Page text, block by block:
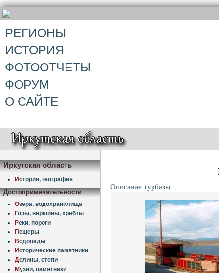
РЕГИОНЫ
ИСТОРИЯ
ФОТООТЧЕТЫ
ФОРУМ
О САЙТЕ
Иркутская область
История, география
Достопримечательности
Озера, водохранилища
Горы, вершины, хребты
Реки, пороги
Пещеры
Водопады
Исторические памятники
Долины, степи
Музеи, памятники
Описание турбазы